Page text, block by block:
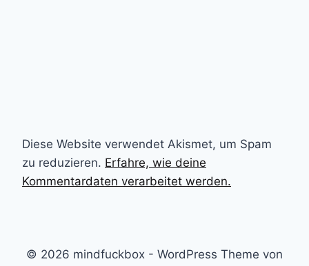
Diese Website verwendet Akismet, um Spam
zu reduzieren. Erfahre, wie deine
Kommentardaten verarbeitet werden.
© 2026 mindfuckbox - WordPress Theme von